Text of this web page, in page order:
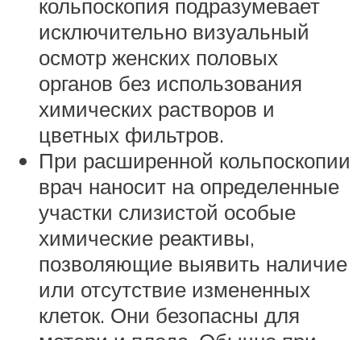
кольпоскопия подразумевает
исключительно визуальный
осмотр женских половых
органов без использования
химических растворов и
цветных фильтров.
При расширенной кольпоскопии
врач наносит на определенные
участки слизистой особые
химические реактивы,
позволяющие выявить наличие
или отсутствие измененных
клеток. Они безопасны для